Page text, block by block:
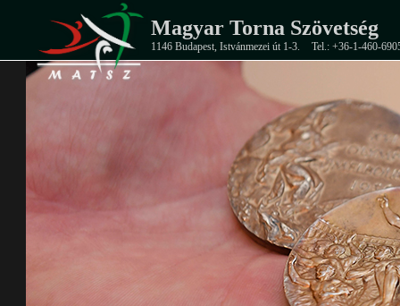
Magyar Torna Szövetség
1146 Budapest, Istvánmezei út 1-3. Tel.: +36-1-460-